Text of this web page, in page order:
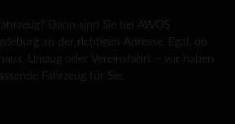
Dann sind Sie bei AWOS
an der richtigen Adresse. Egal, ob
Umzug oder Vereinsfahrt – wir haben
Fahrzeug für Sie.